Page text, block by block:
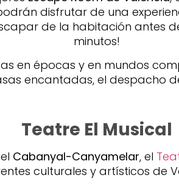
disfrutar de una
de la habitación antes
minutos!
en épocas y en mundos
encantadas, el despacho
Teatre El Musical
Cabanyal-Canyamelar, el
culturales y artísticos de